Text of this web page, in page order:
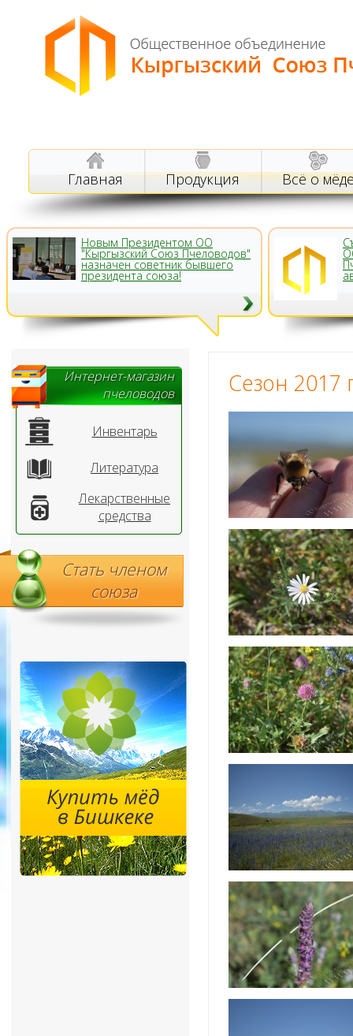
Главная Продукция Всё о
Новым Президентом ОО
"Кыргызский Союз Пчеловодов"
назначен советник бывшего
президента союза!
Интернет-магазин
пчеловодов
Инвентарь
Литература
Лекарственные
средства
Стать членом
союза
Сезон 2017